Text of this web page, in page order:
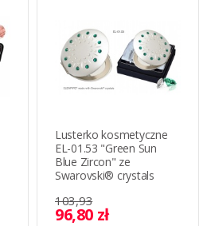
Lusterko kosmetyczne
EL-01.53 "Green Sun
Blue Zircon" ze
Swarovski® crystals
103,93
96,80 zł